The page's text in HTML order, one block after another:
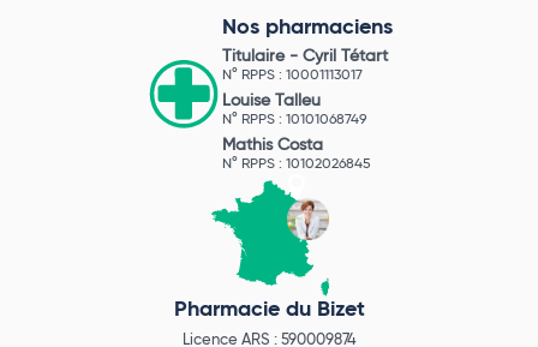
Nos pharmaciens
Titulaire - Cyril Tétart
N° RPPS : 10001113017
Louise Talleu
N° RPPS : 10101068749
Mathis Costa
N° RPPS : 10102026845
Pharmacie du Bizet
Licence ARS : 590009874